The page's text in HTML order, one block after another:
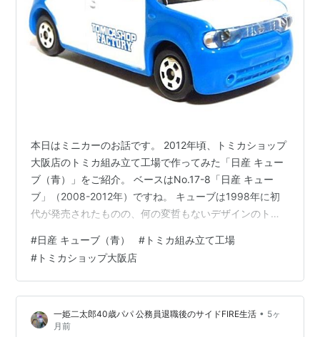
本日はミニカーのお話です。 2012年頃、トミカショップ
大阪店のトミカ組み立て工場で作ってみた「日産 キュー
ブ（青）」をご紹介。 ベースはNo.17-8「日産 キュー
ブ」（2008-2012年）ですね。 キューブは1998年に初
代が発売されたものの、何の変哲もないデザインのトー
代目キューブに移行、左右非対称という画期的なリアデ
ザインを採用してヒットしました。 トミカでは引き続き
左右非対称リアデザインを採用した3代目キューブをモデ
ルにしています。 NISSANのエンブレムやCubeの車名ロ
ゴもバッチリ。 トミカのオリジナルカラーですが、実
#日産 キューブ（青） # トミカ組み立て工場
# トミカショップ大阪店
一姫二太郎40歳パパ 公務員退職後のサイドFIRE生活 • 5ヶ
月前